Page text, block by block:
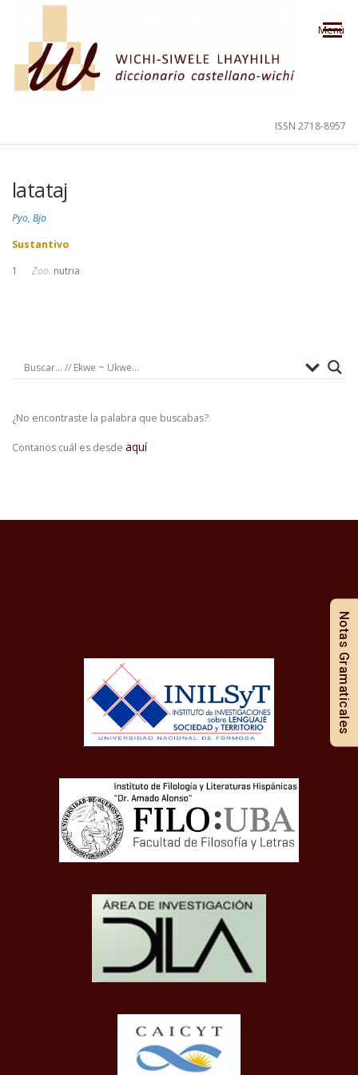
Saltar al contenido
Menú
ISSN 2718-8957
latataj
Pyo, Bjo
Sustantivo
1 Zoo. nutria
¿No encontraste la palabra que buscabas?
Contanos cuál es desde aquí
Notas Gramaticales